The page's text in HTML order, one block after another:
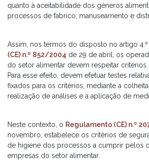
quanto à aceitabilidade dos géneros
processos de fabrico, manuseamento e
Assim, nos termos do disposto no artigo
(CE) n.º 852/2004 de 29 de abril, os
do setor alimentar devem respeitar
Para esse efeito, devem efetuar testes
fixados para os critérios, mediante a
realização de análises e a aplicação de
Neste contexto, o Regulamento (CE) n.º
novembro, estabelece os critérios de
de higiene dos processos a cumprir pelos
empresas do setor alimentar.